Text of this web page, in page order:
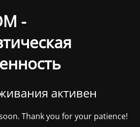
-
активен
Thank you for your patience!